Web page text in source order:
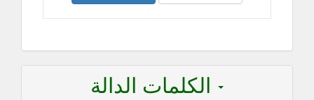
الكلمات الدالة